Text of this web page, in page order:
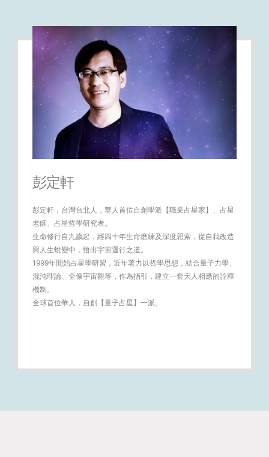
彭定軒
彭定軒，台灣台北人，華人首位自創學派【職業占星家】、占星
老師、占星哲學研究者。
生命修行自九歲起，經四十年生命磨練及深度思索，從自我改造
與人生蛻變中，悟出宇宙運行之道。
1999年開始占星學研習，近年著力以哲學思想，結合量子力學、
混沌理論、全像宇宙觀等，作為指引，建立一套天人相應的詮釋
機制。
全球首位華人，自創【量子占星】一派。